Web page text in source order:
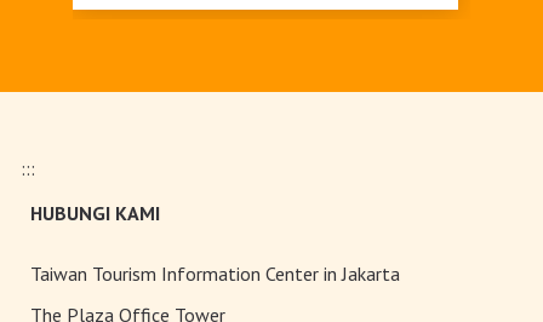
Global Muslim Travel Index
Upgrade Taiwan PASS Kini
:::
HUBUNGI KAMI
Taiwan Tourism Information Center in Jakarta
The Plaza Office Tower